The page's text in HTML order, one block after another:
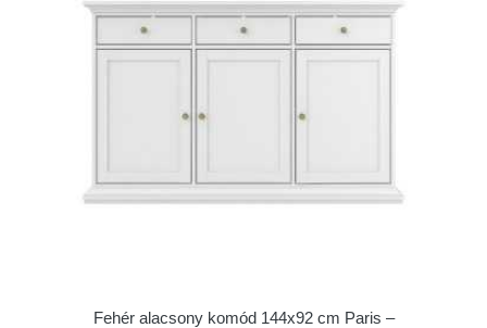
Fehér alacsony komód 144x92 cm Paris –